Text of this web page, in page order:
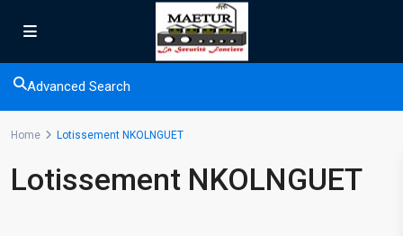
Advanced Search
Home Lotissement NKOLNGUET
Lotissement NKOLNGUET